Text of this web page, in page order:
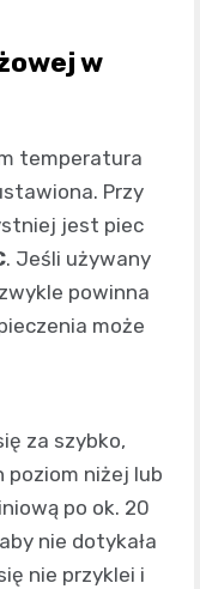
w
temperatura
Przy
jest piec
. Jeśli używany
powinna
może
za szybko,
niżej lub
po ok. 20
nie dotykała
nie przyklei i